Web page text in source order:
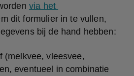
via het
dit formulier in te vullen,
bij de hand hebben:
(melkvee, vleesvee,
eventueel in combinatie